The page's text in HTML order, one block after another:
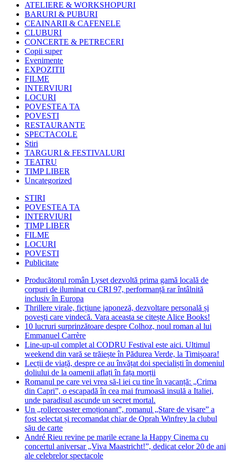
ATELIERE & WORKSHOPURI
BARURI & PUBURI
CEAINARII & CAFENELE
CLUBURI
CONCERTE & PETRECERI
Copii super
Evenimente
EXPOZITII
FILME
INTERVIURI
LOCURI
POVESTEA TA
POVESTI
RESTAURANTE
SPECTACOLE
Stiri
TARGURI & FESTIVALURI
TEATRU
TIMP LIBER
Uncategorized
STIRI
POVESTEA TA
INTERVIURI
TIMP LIBER
FILME
LOCURI
POVESTI
Publicitate
Producătorul român Lyset dezvoltă prima gamă locală de
corpuri de iluminat cu CRI 97, performanță rar întâlnită
inclusiv în Europa
Thrillere virale, ficțiune japoneză, dezvoltare personală și
povești care vindecă. Vara aceasta se citește Alice Books!
10 lucruri surprinzătoare despre Colhoz, noul roman al lui
Emmanuel Carrère
Line-up-ul complet al CODRU Festival este aici. Ultimul
weekend din vară se trăiește în Pădurea Verde, la Timișoara!
Lecții de viață, despre ce au învățat doi specialiști în domeniul
doliului de la oamenii aflați în fața morții
Romanul pe care vei vrea să-l iei cu tine în vacanță: „Crima
din Capri”, o escapadă în cea mai frumoasă insulă a Italiei,
unde paradisul ascunde un secret mortal.
Un „rollercoaster emoționant”, romanul „Stare de visare” a
fost selectat și recomandat chiar de Oprah Winfrey la clubul
său de carte
André Rieu revine pe marile ecrane la Happy Cinema cu
concertul aniversar „Viva Maastricht!”, dedicat celor 20 de ani
ale celebrelor spectacole